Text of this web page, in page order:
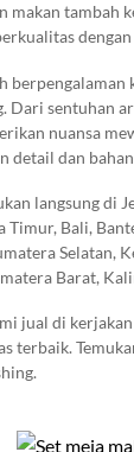
makan
Dari sentuhan
nuansa
detail dan
langsung di
Bali,
Selatan,
Barat,
Kepulauan
jual di